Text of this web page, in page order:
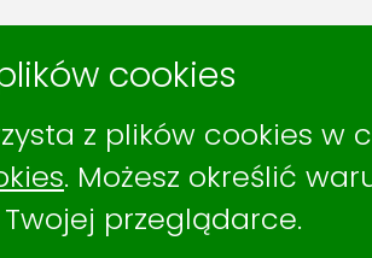
cookies
z plików cookies w
. Możesz określić
przeglądarce.